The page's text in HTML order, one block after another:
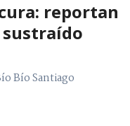
reportan
Bío Santiago